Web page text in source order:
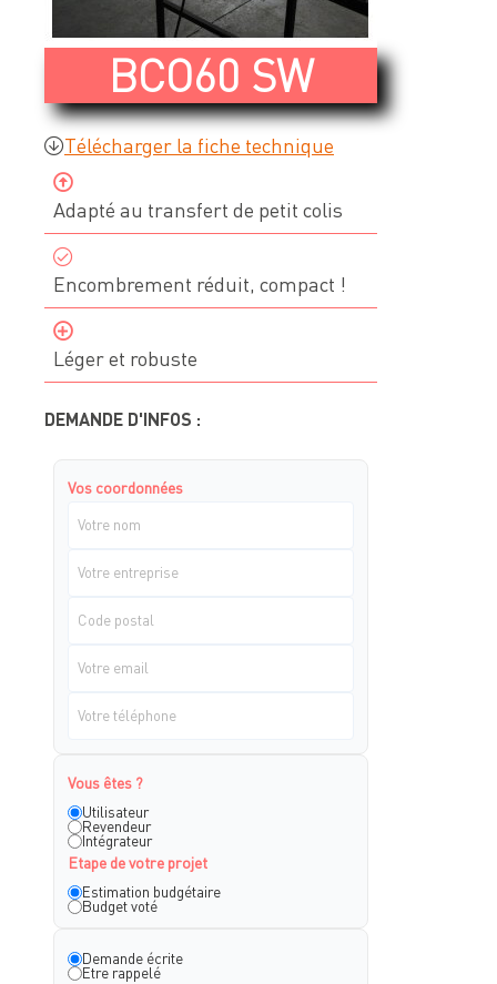
Devis & contact
À propos de Neolution
Références clients
Nos engagements
BCO60 SW
Télécharger la fiche technique
Adapté au transfert de petit colis
Encombrement réduit, compact !
Léger et robuste
DEMANDE D'INFOS :
Vos coordonnées
Vous êtes ?
Utilisateur
Revendeur
Intégrateur
Etape de votre projet
Estimation budgétaire
Budget voté
Demande écrite
Etre rappelé